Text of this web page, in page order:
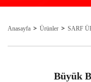
Anasayfa Ürünler SARF
Büyük